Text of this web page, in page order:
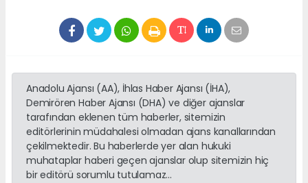
Anadolu Ajansı (AA), İhlas Haber Ajansı (İHA),
Demirören Haber Ajansı (DHA) ve diğer ajanslar
tarafından eklenen tüm haberler, sitemizin
editörlerinin müdahalesi olmadan ajans kanallarından
çekilmektedir. Bu haberlerde yer alan hukuki
muhataplar haberi geçen ajanslar olup sitemizin hiç
bir editörü sorumlu tutulamaz...